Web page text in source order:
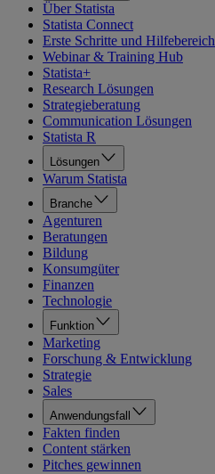
Über Statista
Statista Connect
Erste Schritte und Hilfebereich
Webinar & Training Hub
Statista+
Research Lösungen
Strategieberatung
Communication Lösungen
Statista R
Lösungen
Warum Statista
Branche
Agenturen
Beratungen
Bildung
Konsumgüter
Finanzen
Technologie
Funktion
Marketing
Forschung & Entwicklung
Strategie
Sales
Anwendungsfall
Fakten finden
Content stärken
Pitches gewinnen